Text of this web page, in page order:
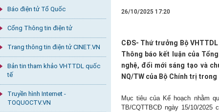
Báo điện tử Tổ Quốc
Cổng Thông tin điện tử
Trang thông tin điện tử CINET.VN
Bản tin tham khảo VHTTDL quốc
tế
Truyền hình Internet -
TOQUOCTV.VN
26/10/2025 17:20
CĐS- Thứ trưởng Bộ
Thông báo kết luận của
nghệ, đổi mới sáng tạo và
NQ/TW của Bộ Chính trị
Mục tiêu của Kế hoạch nhằm
TB/CQTTBCĐ ngày 15/10/